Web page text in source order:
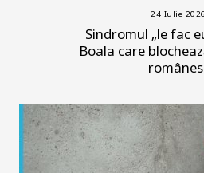
24 Iulie 2026
Sindromul „le fac
Boala care